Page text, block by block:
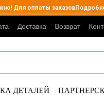
Для оплаты заказов
Доставка Возврат
ДЕТАЛЕЙ